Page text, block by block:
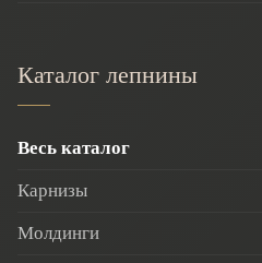
Каталог лепнины
Весь каталог
Карнизы
Молдинги